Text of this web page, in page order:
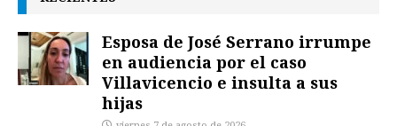
Esposa de José Serrano irrumpe
en audiencia por el caso
Villavicencio e insulta a sus
hijas